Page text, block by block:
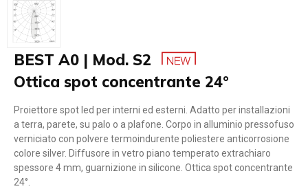
BEST A0 | Mod. S2
Ottica spot concentrante 24°
Proiettore spot led per interni ed esterni. Adatto per installazioni
a terra, parete, su palo o a plafone. Corpo in alluminio pressofuso
verniciato con polvere termoindurente poliestere anticorrosione
colore silver. Diffusore in vetro piano temperato extrachiaro
spessore 4 mm, guarnizione in silicone. Ottica spot concentrante
24°.